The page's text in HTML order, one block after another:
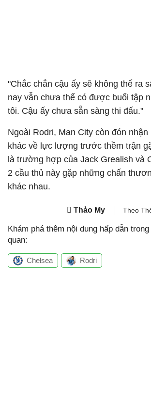
"Chắc chắn cậu ấy sẽ không thể ra
nay vẫn chưa thể có được buổi tập
tôi. Cậu ấy chưa sẵn sàng thi đấu."
Ngoài Rodri, Man City còn đón
khác về lực lượng trước thềm trận
là trường hợp của Jack Grealish và
2 cầu thủ này gặp những chấn
khác nhau.
Thảo My Theo
Khám phá thêm nội dung hấp dẫn
quan:
Chelsea Rodri